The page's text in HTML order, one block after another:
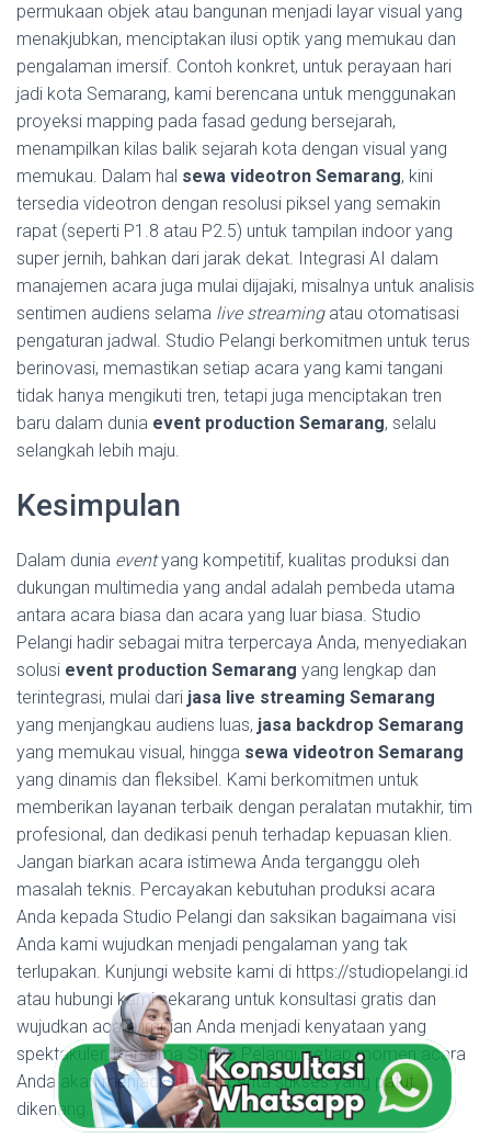
permukaan objek atau bangunan menjadi layar visual yang
menakjubkan, menciptakan ilusi optik yang memukau dan
pengalaman imersif. Contoh konkret, untuk perayaan hari
jadi kota Semarang, kami berencana untuk menggunakan
proyeksi mapping pada fasad gedung bersejarah,
menampilkan kilas balik sejarah kota dengan visual yang
memukau. Dalam hal sewa videotron Semarang, kini
tersedia videotron dengan resolusi piksel yang semakin
rapat (seperti P1.8 atau P2.5) untuk tampilan indoor yang
super jernih, bahkan dari jarak dekat. Integrasi AI dalam
manajemen acara juga mulai dijajaki, misalnya untuk analisis
sentimen audiens selama live streamingatau otomatisasi
pengaturan jadwal. Studio Pelangi berkomitmen untuk terus
berinovasi, memastikan setiap acara yang kami tangani
tidak hanya mengikuti tren, tetapi juga menciptakan tren
baru dalam dunia event production Semarang, selalu
selangkah lebih maju.
Kesimpulan
Dalam dunia eventyang kompetitif, kualitas produksi dan
dukungan multimedia yang andal adalah pembeda utama
antara acara biasa dan acara yang luar biasa. Studio
Pelangi hadir sebagai mitra terpercaya Anda, menyediakan
solusi event production Semarang yang lengkap dan
terintegrasi, mulai dari jasa live streaming Semarang
yang menjangkau audiens luas, jasa backdrop Semarang
yang memukau visual, hingga sewa videotron Semarang
yang dinamis dan fleksibel. Kami berkomitmen untuk
memberikan layanan terbaik dengan peralatan mutakhir, tim
profesional, dan dedikasi penuh terhadap kepuasan klien.
Jangan biarkan acara istimewa Anda terganggu oleh
masalah teknis. Percayakan kebutuhan produksi acara
Anda kepada Studio Pelangi dan saksikan bagaimana visi
Anda kami wujudkan menjadi pengalaman yang tak
terlupakan. Kunjungi website kami di https://studiopelangi.id
atau hubungi kami sekarang untuk konsultasi gratis dan
wujudkan acara impian Anda menjadi kenyataan yang
spektakuler. Bersama Studio Pelangi, setiap momen acara
Anda akan menjadi sebuah cerita sukses yang patut
dikenang.